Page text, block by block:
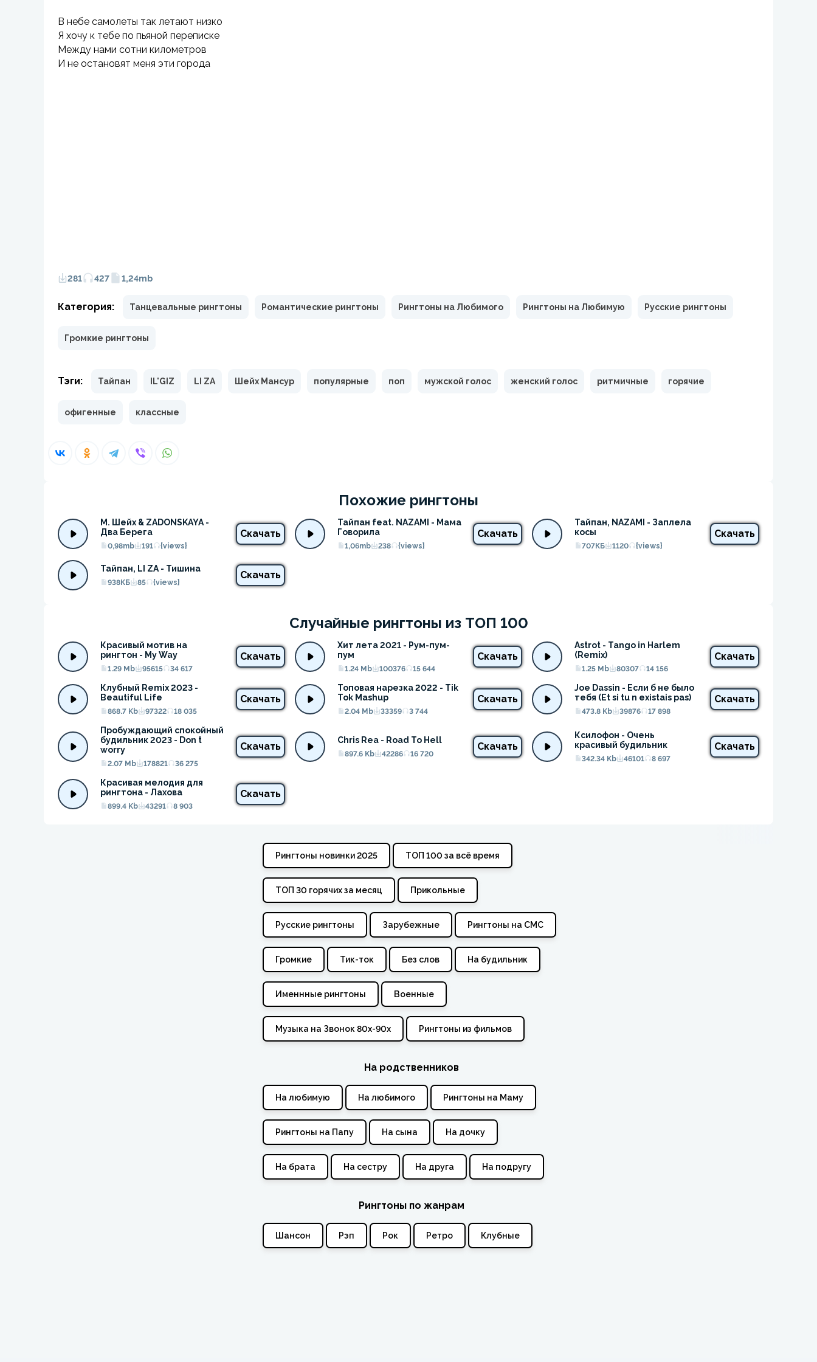
В небе самолеты так летают низко
Я хочу к тебе по пьяной переписке
Между нами сотни километров
И не остановят меня эти города
281 427 1,24mb
Категория: Танцевальные рингтоны Романтические рингтоны Рингтоны на Любимого Рингтоны на Любимую Русские рингтоны
Громкие рингтоны
Тэги: Тайпан IL'GIZ LI ZA Шейх Мансур популярные поп мужской голос женский голос ритмичные горячие
офигенные классные
Похожие рингтоны
М. Шейх & ZADONSKAYA -
Два Берега
0,98mb 191 {views}
Скачать
Тайпан feat. NAZAMI - Мама
Говорила
1,06mb 238 {views}
Скачать
Тайпан, NAZAMI - Заплела
косы
707КБ 1120 {views}
Скачать
Тайпан, LI ZA - Тишина
938КБ 85 {views}
Скачать
Случайные рингтоны из ТОП 100
Красивый мотив на
рингтон - My Way
1.29 Mb 95615 34 617
Скачать
Хит лета 2021 - Рум-пум-
пум
1.24 Mb 100376 15 644
Скачать
Astrot - Tango in Harlem
(Remix)
1.25 Mb 80307 14 156
Скачать
Клубный Remix 2023 -
Beautiful Life
868.7 Kb 97322 18 035
Скачать
Топовая нарезка 2022 - Tik
Tok Mashup
2.04 Mb 33359 3 744
Скачать
Joe Dassin - Если б не было
тебя (Et si tu n existais pas)
473.8 Kb 39876 17 898
Скачать
Пробуждающий спокойный
будильник 2023 - Don t
worry
2.07 Mb 178821 36 275
Скачать
Chris Rea - Road To Hell
897.6 Kb 42286 16 720
Скачать
Ксилофон - Очень
красивый будильник
342.34 Kb 46101 8 697
Скачать
Красивая мелодия для
рингтона - Лахова
899.4 Kb 43291 8 903
Скачать
Рингтоны новинки 2025 ТОП 100 за всё время
ТОП 30 горячих за месяц Прикольные
Русские рингтоны Зарубежные Рингтоны на СМС
Громкие Тик-ток Без слов На будильник
Именнные рингтоны Военные
Музыка на Звонок 80х-90х Рингтоны из фильмов
На родственников
На любимую На любимого Рингтоны на Маму
Рингтоны на Папу На сына На дочку
На брата На сестру На друга На подругу
Рингтоны по жанрам
Шансон Рэп Рок Ретро Клубные